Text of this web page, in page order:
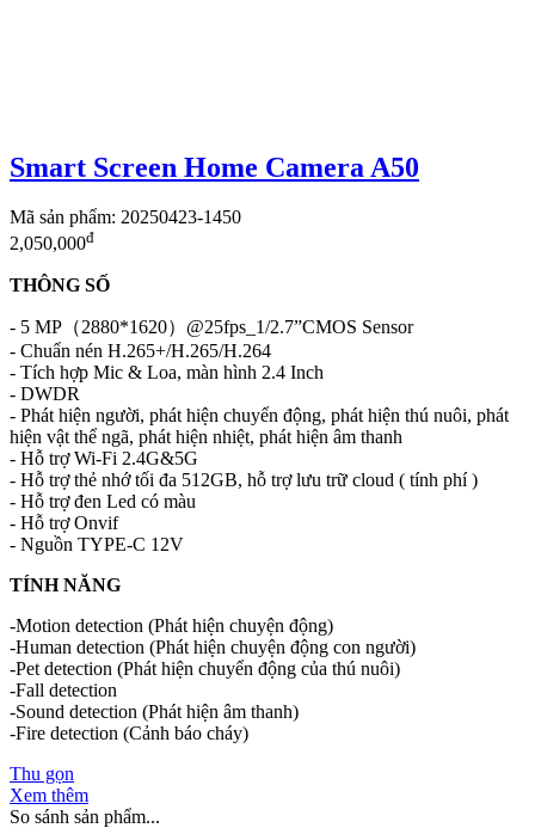
Smart Screen Home Camera A50
Mã sản phẩm: 20250423-1450
2,050,000đ
THÔNG SỐ
- 5 MP（2880*1620）@25fps_1/2.7”CMOS Sensor
- Chuẩn nén H.265+/H.265/H.264
- Tích hợp Mic & Loa, màn hình 2.4 Inch
- DWDR
- Phát hiện người, phát hiện chuyển động, phát hiện thú nuôi, phát
hiện vật thể ngã, phát hiện nhiệt, phát hiện âm thanh
- Hỗ trợ Wi-Fi 2.4G&5G
- Hỗ trợ thẻ nhớ tối đa 512GB, hỗ trợ lưu trữ cloud ( tính phí )
- Hỗ trợ đen Led có màu
- Hỗ trợ Onvif
- Nguồn TYPE-C 12V
TÍNH NĂNG
-Motion detection (Phát hiện chuyện động)
-Human detection (Phát hiện chuyện động con người)
-Pet detection (Phát hiện chuyển động của thú nuôi)
-Fall detection
-Sound detection (Phát hiện âm thanh)
-Fire detection (Cảnh báo cháy)
Thu gọn
Xem thêm
So sánh sản phẩm...